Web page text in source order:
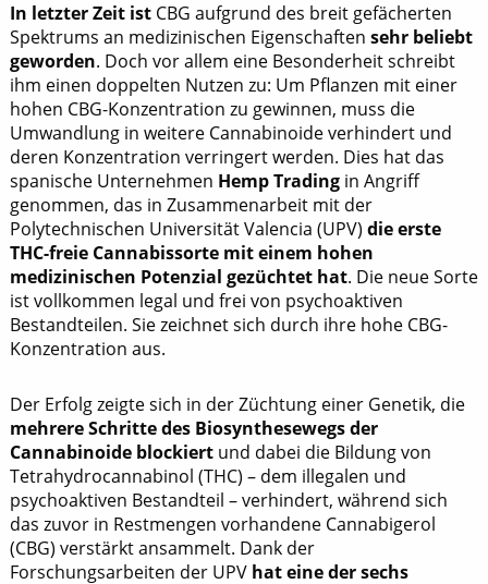
In letzter Zeit istCBG aufgrund des breit gefächerten
Spektrums an medizinischen Eigenschaften sehr beliebt
geworden. Doch vor allem eine Besonderheit schreibt
ihm einen doppelten Nutzen zu: Um Pflanzen mit einer
hohen CBG-Konzentration zu gewinnen, muss die
Umwandlung in weitere Cannabinoide verhindert und
deren Konzentration verringert werden. Dies hat das
spanische Unternehmen Hemp Tradingin Angriff
genommen, das in Zusammenarbeit mit der
Polytechnischen Universität Valencia (UPV) die erste
THC-freie Cannabissorte mit einem hohen
medizinischen Potenzial gezüchtet hat. Die neue Sorte
ist vollkommen legal und frei von psychoaktiven
Bestandteilen. Sie zeichnet sich durch ihre hohe CBG-
Konzentration aus.
Der Erfolg zeigte sich in der Züchtung einer Genetik, die
mehrere Schritte des Biosynthesewegs der
Cannabinoide blockiertund dabei die Bildung von
Tetrahydrocannabinol (THC) – dem illegalen und
psychoaktiven Bestandteil – verhindert, während sich
das zuvor in Restmengen vorhandene Cannabigerol
(CBG) verstärkt ansammelt. Dank der
Forschungsarbeiten der UPV hat eine der sechs